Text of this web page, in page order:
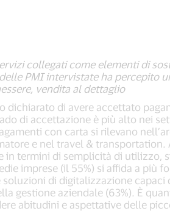
collegati come elementi di
PMI intervistate ha percepito
vendita al dettaglio
dichiarato di avere accettato
di accettazione è più alto nei
con carta si rilevano
e nel travel &
termini di semplicità di utilizzo,
imprese (il 55%) si affida a più
di digitalizzazione
gestione aziendale (63%). È
abitudini e aspettative delle